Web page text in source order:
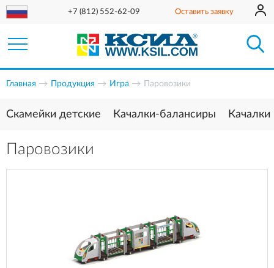
+7 (812) 552-62-09 Оставить заявку
Главная Продукция Игра Паровозики
Скамейки детские Качалки-балансиры
Паровозики